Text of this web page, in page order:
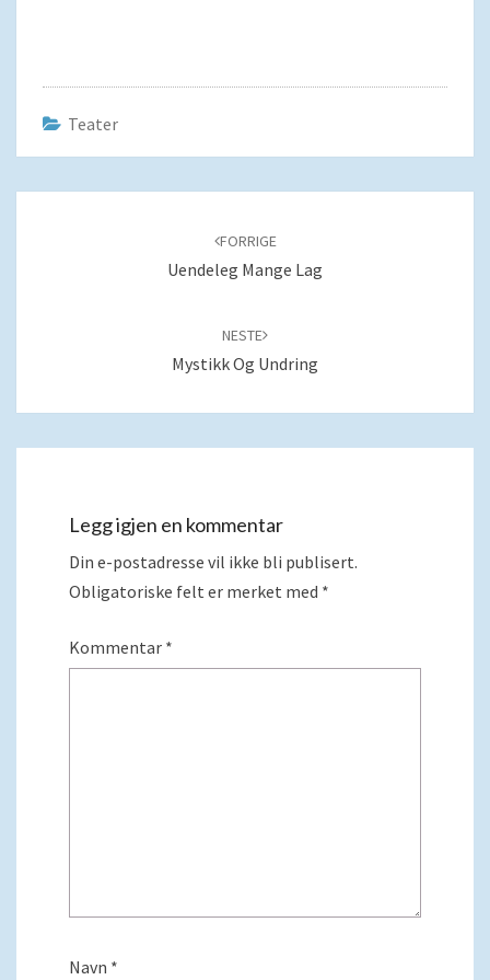
Teater
FORRIGE
Uendeleg Mange Lag
NESTE
Mystikk Og Undring
Legg igjen en kommentar
Din e-postadresse vil ikke bli publisert.
Obligatoriske felt er merket med *
Kommentar *
Navn *